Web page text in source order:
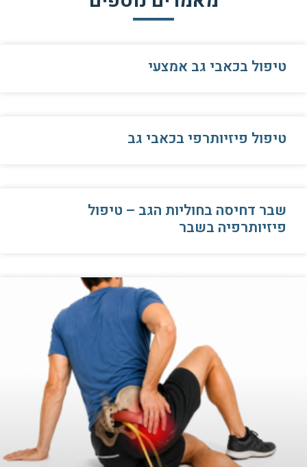
טיפול בכאבי גב אמצעי
טיפול פיזיותרפי בכאבי גב
שבר דחיסה בחוליות הגב – טיפול
פיזיותרפיה בשבר